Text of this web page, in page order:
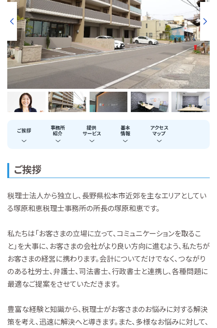
ご挨拶
事務所
紹介
提供
サービス
基本
情報
アクセス
マップ
ご挨拶
税理士法人から独立し、長野県松本市近郊を主なエリアとしてい
る塚原和恵税理士事務所の所長の塚原和恵です。
私たちは「お客さまの立場に立って、コミュニケーションを取るこ
と」を大事に、お客さまの会社がより良い方向に進むよう、私たちが
お客さまの経営に携わります。会計についてだけでなく、つながり
のある社労士、弁護士、司法書士、行政書士と連携し、各種問題に
最適なご提案をさせていただきます。
豊富な経験と知識から、税理士がお客さまのお悩みに対する解決
策を考え、迅速に解決へと導きます。また、多様なお悩みに対して、